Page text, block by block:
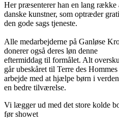
Her præsenterer han en lang række
danske kunstner, som optræder
den gode sags tjeneste.
Alle medarbejderne på Ganløse
donerer også deres løn denne
eftermiddag til formålet. Alt
går ubeskåret til Terre des Hommes
arbejde med at hjælpe børn i
en bedre tilværelse.
Vi lægger ud med det store kolde
før showet